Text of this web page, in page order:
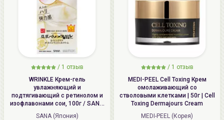
/ 1 отзыв
WRINKLE Крем-гель
увлажняющий и
подтягивающий с ретинолом и
изофлавонами сои, 100г / SANA
WRINKLE Gel Cream
SANA (Япония)
/ 1 отзыв
MEDI-PEEL Cell Toxing Крем
омолаживающий со
стволовыми клетками | 50г | Cell
Toxing Dermajours Cream
MEDI-PEEL (Корея)